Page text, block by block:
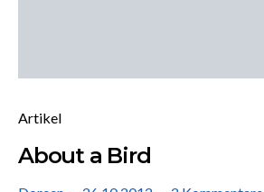
Artikel
About a Bird